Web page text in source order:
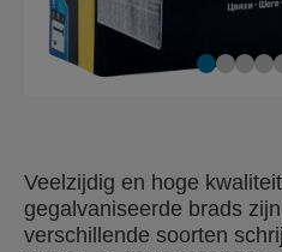
Veelzijdig en hoge
gegalvaniseerde brads
verschillende soorten